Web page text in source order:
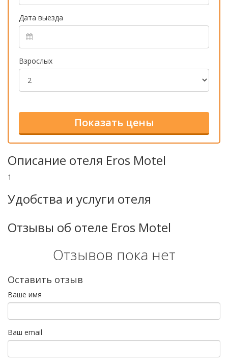
Дата выезда
Взрослых
Описание отеля Eros Motel
1
Удобства и услуги отеля
Отзывы об отеле Eros Motel
Отзывов пока нет
Оставить отзыв
Ваше имя
Ваш email